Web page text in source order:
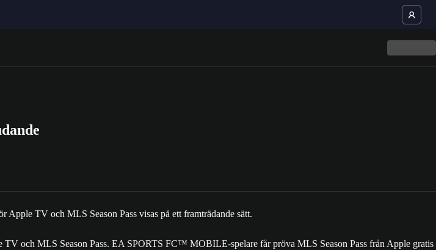
och MLS Season Pass. EA SPORTS FC™ MOBILE-spelare får pröva MLS Season Pass från Apple gratis